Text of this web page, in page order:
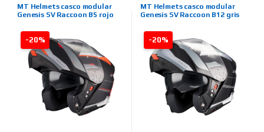
-20%
HELMETS,TIENDA ON LINE
MT Helmets casco modular
Genesis SV Raccoon B5 rojo
-20%
HELMETS,TIENDA ON LINE
MT Helmets casco modular
Genesis SV Raccoon B12 gris